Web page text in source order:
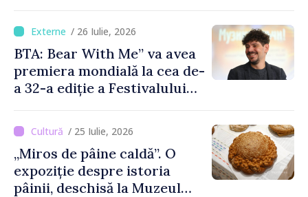
/ 26 Iulie, 2026
BTA: Bear With Me” va avea
premiera mondială la cea de-
a 32-a ediție a Festivalului
august
/ 25 Iulie, 2026
„Miros de pâine caldă”. O
expoziție despre istoria
pâinii, deschisă la Muzeul